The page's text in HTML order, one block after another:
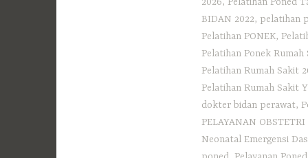
2026, Pelatihan Poned
BIDAN 2022, pelatihan
Pelatihan PONEK,
Pelatihan Ponek Rumah
Pelatihan Rumah Sakit
Pelatihan Rumah Sakit
dokter bidan perawat,
PELAYANAN
Neonatal Emergensi